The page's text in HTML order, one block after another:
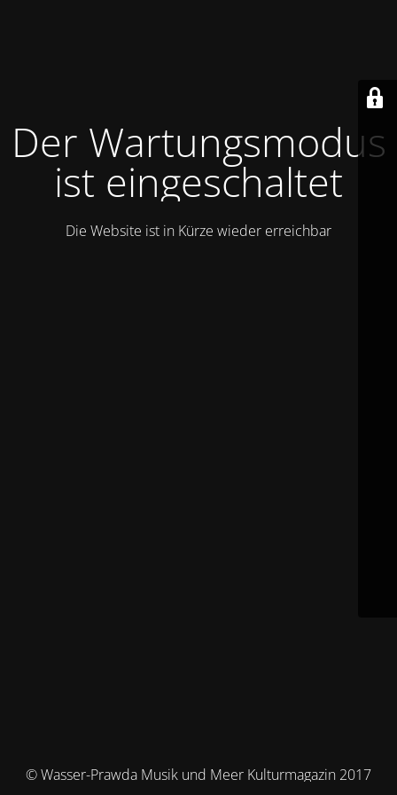
Der Wartungsmodus
ist eingeschaltet
Die Website ist in Kürze wieder erreichbar
© Wasser-Prawda Musik und Meer Kulturmagazin 2017